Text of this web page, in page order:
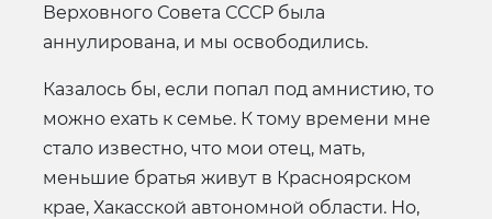
Верховного Совета СССР была
аннулирована, и мы освободились.
Казалось бы, если попал под амнистию, то
можно ехать к семье. К тому времени мне
стало известно, что мои отец, мать,
меньшие братья живут в Красноярском
крае, Хакасской автономной области. Но,